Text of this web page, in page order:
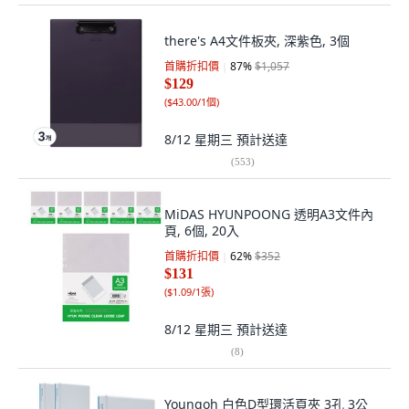
there's A4文件板夾, 深紫色, 3個
首購折扣價 87%$1,057
$129
($43.00/1個)
8/12 星期三 預計送達
(553)
MiDAS HYUNPOONG 透明A3文件內
頁, 6個, 20入
首購折扣價 62%$352
$131
($1.09/1張)
8/12 星期三 預計送達
(8)
Youngoh 白色D型環活頁夾 3孔 3公